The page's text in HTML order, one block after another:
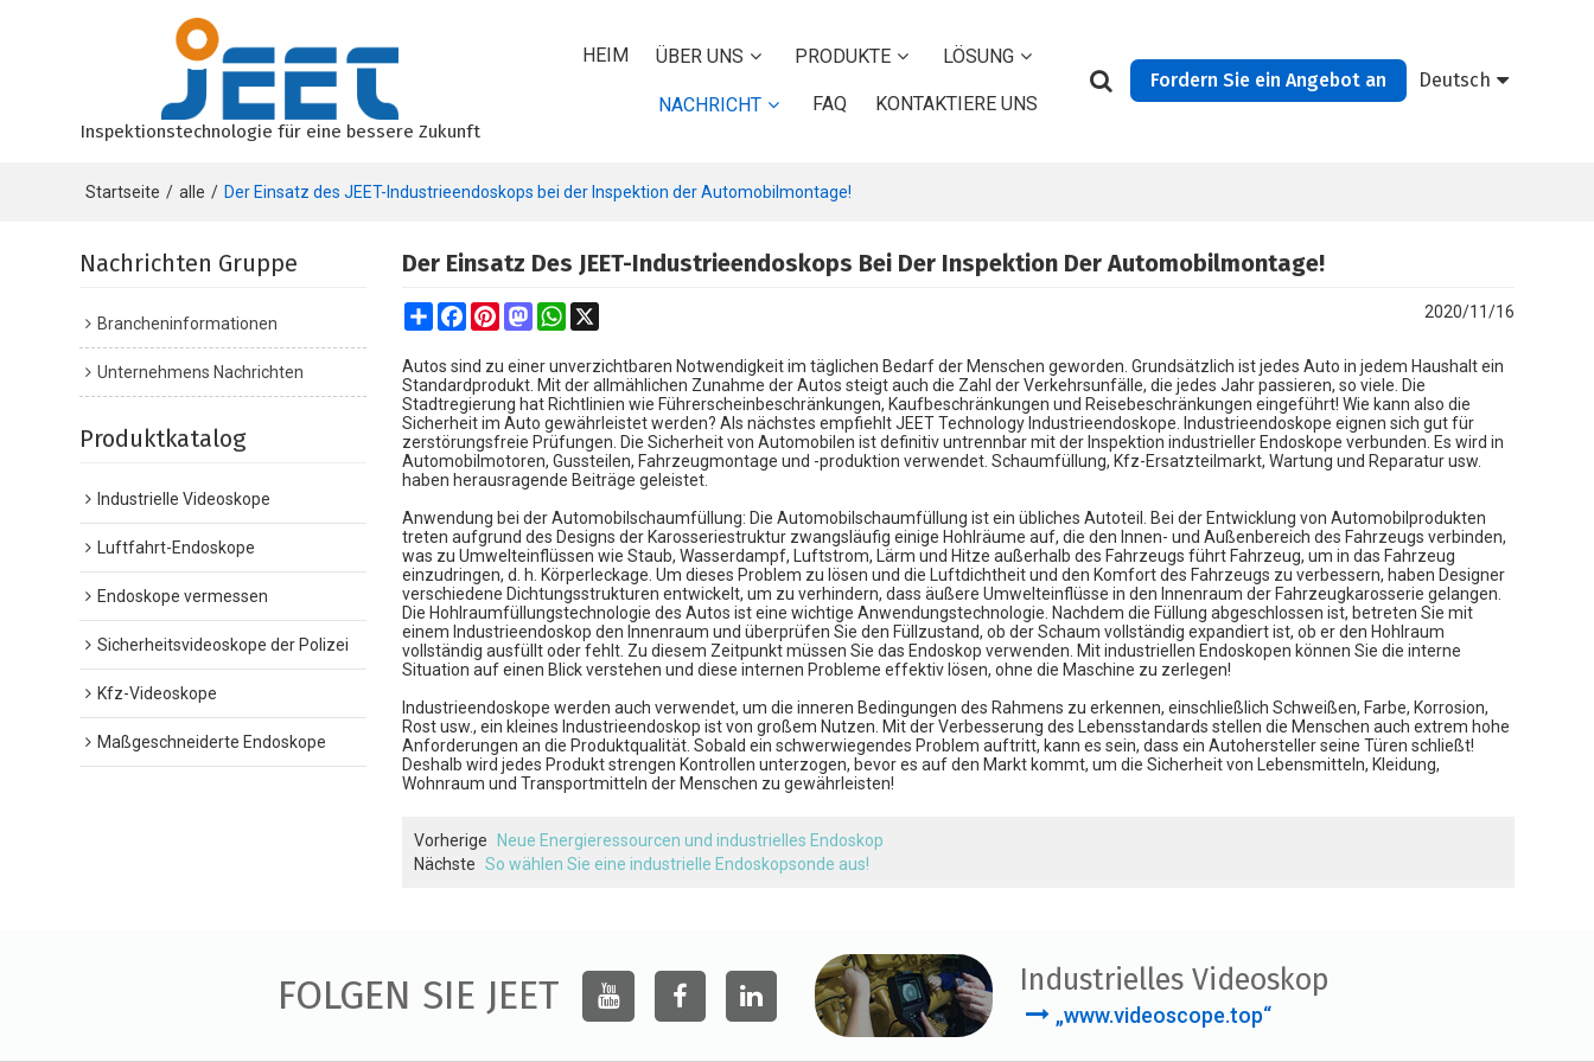
Inspektionstechnologie für eine bessere Zukunft
HEIM ÜBER UNS PRODUKTE LÖSUNG
NACHRICHT FAQ KONTAKTIERE UNS
Fordern Sie ein Angebot an Deutsch
Startseite / alle / Der Einsatz des JEET-Industrieendoskops bei der Inspektion der Automobilmontage!
Nachrichten Gruppe
Brancheninformationen
Unternehmens Nachrichten
Produktkatalog
Industrielle Videoskope
Luftfahrt-Endoskope
Endoskope vermessen
Sicherheitsvideoskope der Polizei
Kfz-Videoskope
Maßgeschneiderte Endoskope
Der Einsatz Des JEET-Industrieendoskops Bei Der Inspektion Der Automobilmontage!
ShareFacebook
PinterestMastodonWhatsApp 2020/11/16
Autos sind zu einer unverzichtbaren Notwendigkeit im täglichen Bedarf der Menschen geworden. Grundsätzlich ist jedes Auto in jedem Haushalt ein
Standardprodukt. Mit der allmählichen Zunahme der Autos steigt auch die Zahl der Verkehrsunfälle, die jedes Jahr passieren, so viele. Die
Stadtregierung hat Richtlinien wie Führerscheinbeschränkungen, Kaufbeschränkungen und Reisebeschränkungen eingeführt! Wie kann also die
Sicherheit im Auto gewährleistet werden? Als nächstes empfiehlt JEET Technology Industrieendoskope. Industrieendoskope eignen sich gut für
zerstörungsfreie Prüfungen. Die Sicherheit von Automobilen ist definitiv untrennbar mit der Inspektion industrieller Endoskope verbunden. Es wird in
Automobilmotoren, Gussteilen, Fahrzeugmontage und -produktion verwendet. Schaumfüllung, Kfz-Ersatzteilmarkt, Wartung und Reparatur usw.
haben herausragende Beiträge geleistet.
Anwendung bei der Automobilschaumfüllung: Die Automobilschaumfüllung ist ein übliches Autoteil. Bei der Entwicklung von Automobilprodukten
treten aufgrund des Designs der Karosseriestruktur zwangsläufig einige Hohlräume auf, die den Innen- und Außenbereich des Fahrzeugs verbinden,
was zu Umwelteinflüssen wie Staub, Wasserdampf, Luftstrom, Lärm und Hitze außerhalb des Fahrzeugs führt Fahrzeug, um in das Fahrzeug
einzudringen, d. h. Körperleckage. Um dieses Problem zu lösen und die Luftdichtheit und den Komfort des Fahrzeugs zu verbessern, haben Designer
verschiedene Dichtungsstrukturen entwickelt, um zu verhindern, dass äußere Umwelteinflüsse in den Innenraum der Fahrzeugkarosserie gelangen.
Die Hohlraumfüllungstechnologie des Autos ist eine wichtige Anwendungstechnologie. Nachdem die Füllung abgeschlossen ist, betreten Sie mit
einem Industrieendoskop den Innenraum und überprüfen Sie den Füllzustand, ob der Schaum vollständig expandiert ist, ob er den Hohlraum
vollständig ausfüllt oder fehlt. Zu diesem Zeitpunkt müssen Sie das Endoskop verwenden. Mit industriellen Endoskopen können Sie die interne
Situation auf einen Blick verstehen und diese internen Probleme effektiv lösen, ohne die Maschine zu zerlegen!
Industrieendoskope werden auch verwendet, um die inneren Bedingungen des Rahmens zu erkennen, einschließlich Schweißen, Farbe, Korrosion,
Rost usw., ein kleines Industrieendoskop ist von großem Nutzen. Mit der Verbesserung des Lebensstandards stellen die Menschen auch extrem hohe
Anforderungen an die Produktqualität. Sobald ein schwerwiegendes Problem auftritt, kann es sein, dass ein Autohersteller seine Türen schließt!
Deshalb wird jedes Produkt strengen Kontrollen unterzogen, bevor es auf den Markt kommt, um die Sicherheit von Lebensmitteln, Kleidung,
Wohnraum und Transportmitteln der Menschen zu gewährleisten!
Vorherige Neue Energieressourcen und industrielles Endoskop
Nächste So wählen Sie eine industrielle Endoskopsonde aus!
FOLGEN SIE JEET Industrielles Videoskop
„www.videoscope.top“